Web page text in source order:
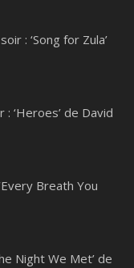
: ‘Song for Zula’
‘Heroes’ de David
Breath You
Night We Met’ de